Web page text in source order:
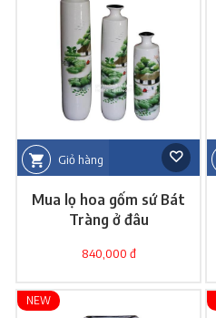
Giỏ hàng
Mua lọ hoa gốm sứ Bát
Tràng ở đâu
840,000 đ
NEW